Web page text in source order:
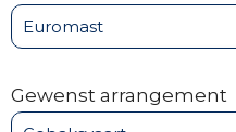
Gewenst arrangement